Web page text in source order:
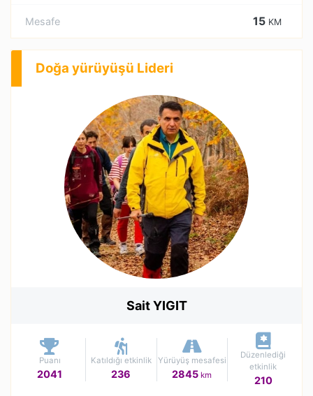
Mesafe 15 KM
Doğa yürüyüşü Lideri
Sait YIGIT
Puanı
2041
Katıldığı etkinlik
236
Yürüyüş mesafesi
2845km
Düzenlediği
etkinlik
210